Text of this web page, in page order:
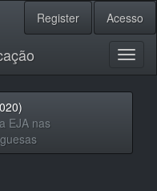
Register Acesso
EJA nas